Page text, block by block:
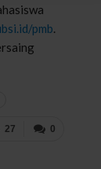
pmb.
0
27